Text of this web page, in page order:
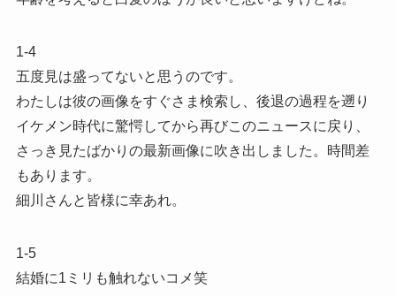
1-4
五度見は盛ってないと思うのです。
わたしは彼の画像をすぐさま検索し、後退の過程を遡り
イケメン時代に驚愕してから再びこのニュースに戻り、
さっき見たばかりの最新画像に吹き出しました。時間差
もあります。
細川さんと皆様に幸あれ。
1-5
結婚に1ミリも触れないコメ笑